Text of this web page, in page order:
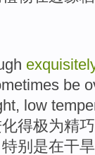
be
, low
得极为精巧
特别是在干旱